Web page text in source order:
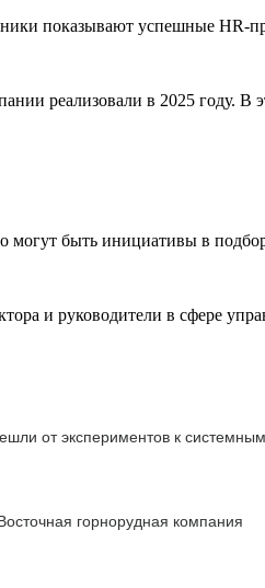
показывают успешные HR-
реализовали в 2025 году. В
быть инициативы в
и руководители в сфере
от экспериментов к
горнорудная компания